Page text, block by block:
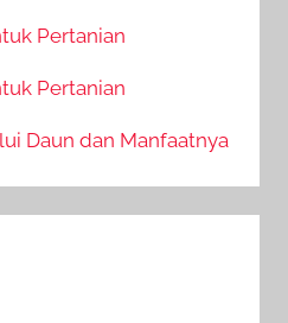
Pertanian
Pertanian
Daun dan Manfaatnya